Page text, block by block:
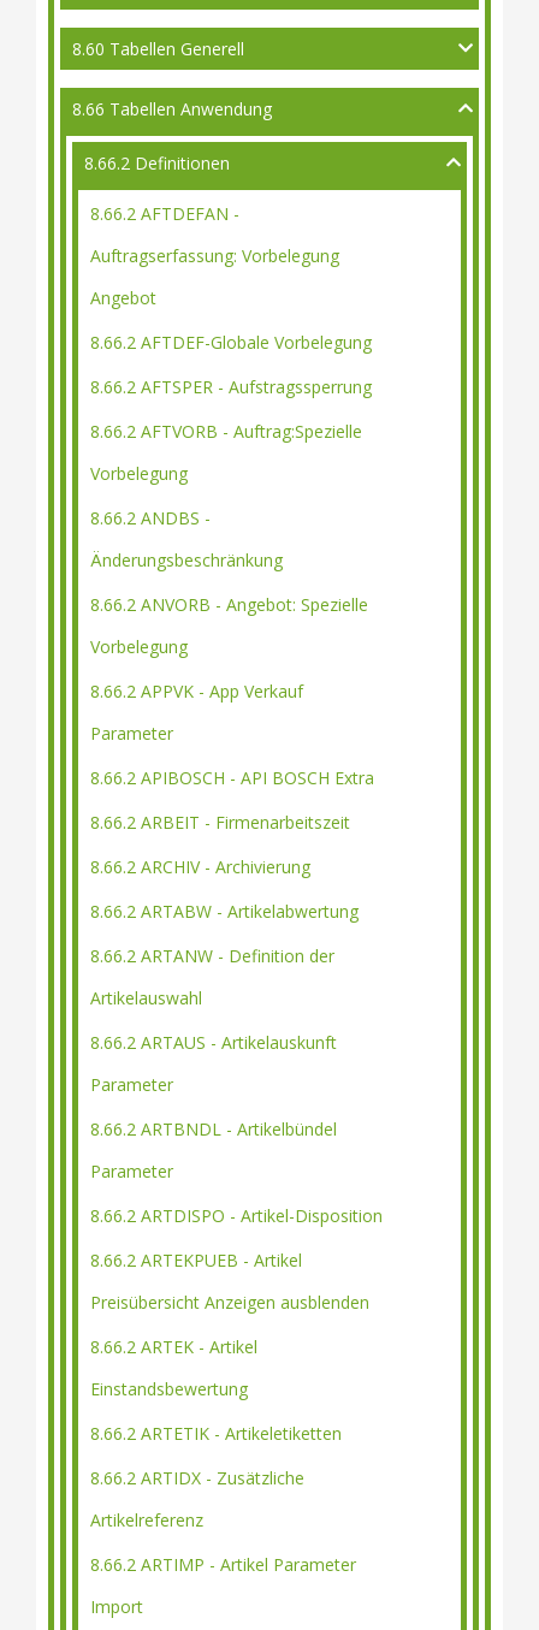
8.60 Tabellen Generell
8.66 Tabellen Anwendung
8.66.2 Definitionen
8.66.2 AFTDEFAN -
Auftragserfassung: Vorbelegung
Angebot
8.66.2 AFTDEF-Globale Vorbelegung
8.66.2 AFTSPER - Aufstragssperrung
8.66.2 AFTVORB - Auftrag:Spezielle
Vorbelegung
8.66.2 ANDBS -
Änderungsbeschränkung
8.66.2 ANVORB - Angebot: Spezielle
Vorbelegung
8.66.2 APPVK - App Verkauf
Parameter
8.66.2 APIBOSCH - API BOSCH Extra
8.66.2 ARBEIT - Firmenarbeitszeit
8.66.2 ARCHIV - Archivierung
8.66.2 ARTABW - Artikelabwertung
8.66.2 ARTANW - Definition der
Artikelauswahl
8.66.2 ARTAUS - Artikelauskunft
Parameter
8.66.2 ARTBNDL - Artikelbündel
Parameter
8.66.2 ARTDISPO - Artikel-Disposition
8.66.2 ARTEKPUEB - Artikel
Preisübersicht Anzeigen ausblenden
8.66.2 ARTEK - Artikel
Einstandsbewertung
8.66.2 ARTETIK - Artikeletiketten
8.66.2 ARTIDX - Zusätzliche
Artikelreferenz
8.66.2 ARTIMP - Artikel Parameter
Import